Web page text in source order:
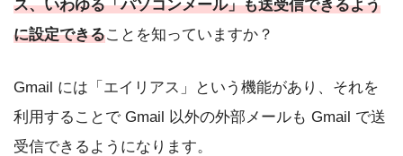
ス、いわゆる「パソコンメール」も送受信できるよう
に設定できることを知っていますか？
Gmail には「エイリアス」という機能があり、それを
利用することで Gmail 以外の外部メールも Gmail で送
受信できるようになります。